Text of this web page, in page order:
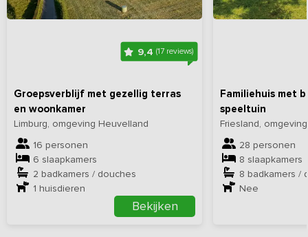
9,4(17 reviews)
Groepsverblijf met gezellig terras
en woonkamer
Limburg, omgeving Heuvelland
16 personen
6 slaapkamers
2 badkamers / douches
1 huisdieren
Bekijken
Familiehuis met
speeltuin
Friesland,
28 personen
8 slaapkamers
8 badkamers /
Nee